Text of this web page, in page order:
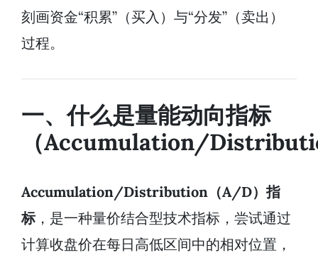
刻画资金“积累”（买入）与“分发”（卖出）
过程。
一、什么是量能动向指标
（Accumulation/
Accumulation/Distribution（A/D）指
标，是一种量价结合型技术指标，尝试通过
计算收盘价在每日高低区间中的相对位置，